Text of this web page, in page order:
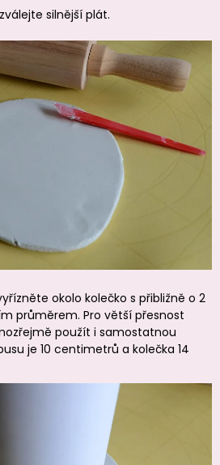
silnější plát.
okolo kolečko s přibližně o 2
průměrem. Pro větší přesnost
použít i samostatnou
je 10 centimetrů a kolečka 14